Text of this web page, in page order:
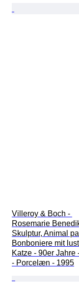
Villeroy & Boch -
Rosemarie
Skulptur, Animal
Bonboniere mit
Katze - 90er Jahre
- Porcelæn - 1995